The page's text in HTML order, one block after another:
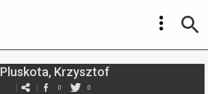
Pluskota, Krzysztof
0 0